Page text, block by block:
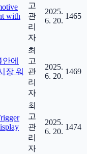
with
고
관
리
자
2025.
6. 20.
1465
에
장 워
최
고
관
리
자
2025.
6. 20.
1469
최
고
관
리
자
2025.
6. 20.
1474